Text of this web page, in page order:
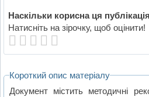
Наскільки корисна ця
Натисніть на зірочку, щоб оцінити!
Короткий опис матеріалу
Документ містить методичні